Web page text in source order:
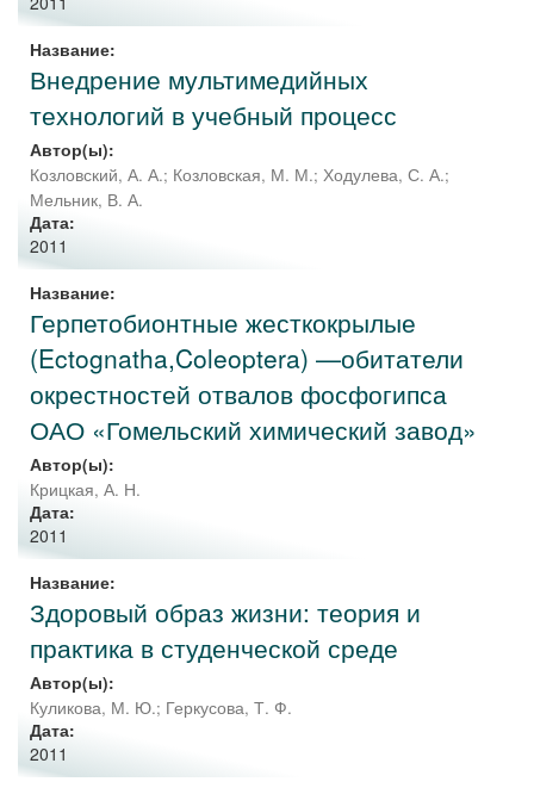
Название:
Внедрение мультимедийных
технологий в учебный процесс
Автор(ы):
Козловский, А. А.; Козловская, М. М.; Ходулева, С. А.;
Мельник, В. А.
Дата:
2011
Название:
Герпетобионтные жесткокрылые
(Ectognatha,Coleoptera) —обитатели
окрестностей отвалов фосфогипса
ОАО «Гомельский химический завод»
Автор(ы):
Крицкая, А. Н.
Дата:
2011
Название:
Здоровый образ жизни: теория и
практика в студенческой среде
Автор(ы):
Куликова, М. Ю.; Геркусова, Т. Ф.
Дата:
2011